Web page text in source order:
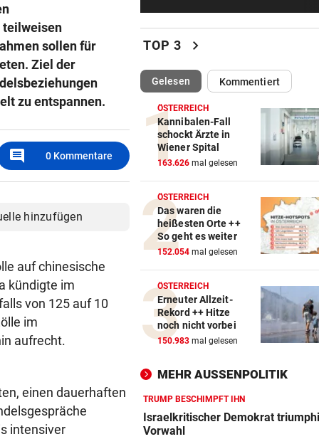
teilweisen
sollen für
Ziel der
zu entspannen.
comment 0 Kommentare
hinzufügen
auf chinesische
kündigte im
von 125 auf 10
im
aufrecht.
einen dauerhaften
intensiver
Bergsteiger stürzte 20
Gletscherspalte ab
Wem gehört Österreichs
Zukunft?
FÖHRENWALD IN FLAMMEN
500 Helfer kämpfen bei
gegen Inferno
Nächster Brasilien-Star
den Wörthersee
DANK MEGA-ABLÖSE
Ex-Salzburg-Coach
Premier-League-Klub
CHAMPIONS-LEAGUE-QUALI
Darum spielte Sturm Graz
Sabrina Setlur: „Mein Weg
hart, aber ehrlich“
TOP 3 chevron_right
Gelesen(ausgewählt)Kommentiert
ÖSTERREICH
Kannibalen-Fall
schockt Ärzte in
Wiener Spital
163.626 mal gelesen
ÖSTERREICH
Das waren die
heißesten Orte ++
So geht es weiter
152.054 mal gelesen
ÖSTERREICH
Erneuter Allzeit-
Rekord ++ Hitze
noch nicht vorbei
150.983 mal gelesen
MEHR AUSSENPOLITIK
TRUMP BESCHIMPFT IHN
Israelkritischer Demokrat
Vorwahl